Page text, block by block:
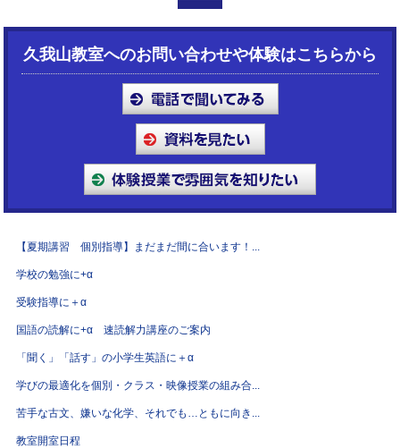
久我山教室へのお問い合わせや体験はこちらから
【夏期講習 個別指導】まだまだ間に合います！...
学校の勉強に+α
受験指導に＋α
国語の読解に+α 速読解力講座のご案内
「聞く」「話す」の小学生英語に＋α
学びの最適化を個別・クラス・映像授業の組み合...
苦手な古文、嫌いな化学、それでも…ともに向き...
教室開室日程